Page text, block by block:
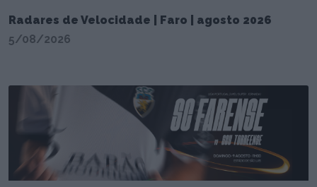
Radares de Velocidade | Faro | agosto 2026
5/08/2026